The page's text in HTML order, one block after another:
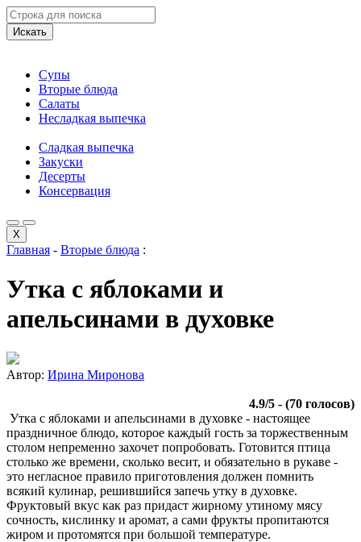
Искать
Супы
Вторые блюда
Салаты
Несладкая выпечка
Сладкая выпечка
Закуски
Десерты
Консервация
X
Главная - Вторые блюда :
Утка с яблоками и
апельсинами в духовке
Автор: Ирина Миронова
4.9/5 - (70 голосов)
Утка с яблоками и апельсинами в духовке - настоящее
праздничное блюдо, которое каждый гость за торжественным
столом непременно захочет попробовать. Готовится птица
столько же времени, сколько весит, и обязательно в рукаве -
это негласное правило приготовления должен помнить
всякий кулинар, решившийся запечь утку в духовке.
Фруктовый вкус как раз придаст жирному утиному мясу
сочность, кислинку и аромат, а сами фрукты пропитаются
жиром и протомятся при большой температуре.